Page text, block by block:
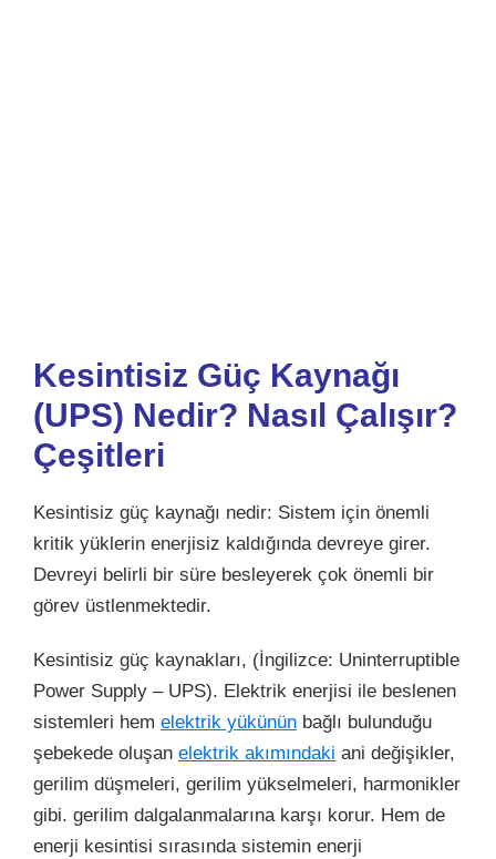
Kesintisiz Güç Kaynağı
(UPS) Nedir? Nasıl Çalışır?
Çeşitleri
Kesintisiz güç kaynağı nedir: Sistem için önemli
kritik yüklerin enerjisiz kaldığında devreye girer.
Devreyi belirli bir süre besleyerek çok önemli bir
görev üstlenmektedir.
Kesintisiz güç kaynakları, (İngilizce: Uninterruptible
Power Supply – UPS). Elektrik enerjisi ile beslenen
sistemleri hem elektrik yükünün bağlı bulunduğu
şebekede oluşan elektrik akımındaki ani değişikler,
gerilim düşmeleri, gerilim yükselmeleri, harmonikler
gibi. gerilim dalgalanmalarına karşı korur. Hem de
enerji kesintisi sırasında sistemin enerji